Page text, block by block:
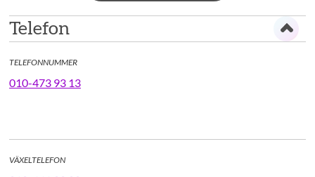
Telefon
TELEFONNUMMER
010-473 93 13
VÄXELTELEFON